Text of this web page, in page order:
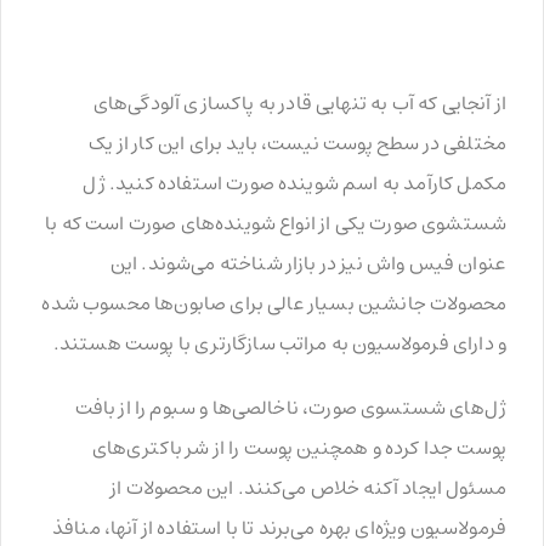
از آنجایی که آب به تنهایی قادر به پاکسازی آلودگی‌های
مختلفی در سطح پوست نیست، باید برای این کار از یک
مکمل کارآمد به اسم شوینده صورت استفاده کنید. ژل
شستشوی صورت یکی از انواع شوینده‌های صورت است که با
عنوان فیس واش نیز در بازار شناخته می‌شوند. این
محصولات جانشین بسیار عالی برای صابون‌ها محسوب شده
و دارای فرمولاسیون به مراتب سازگارتری با پوست هستند.
ژل‌های شستسوی صورت، ناخالصی‌ها و سبوم را از بافت
پوست جدا کرده و همچنین پوست را از شر باکتری‌های
مسئول ایجاد آکنه خلاص می‌کنند. این محصولات از
فرمولاسیون ویژه‌ای بهره می‌برند تا با استفاده از آنها، منافذ